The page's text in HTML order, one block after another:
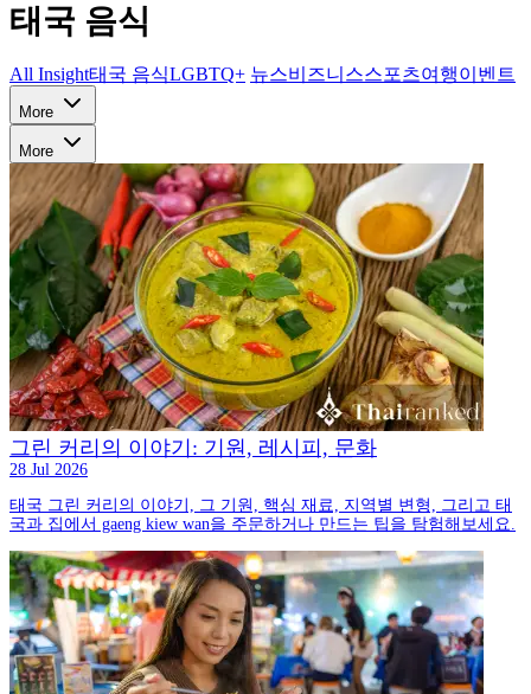
태국 음식
All Insight태국 음식LGBTQ+ 뉴스비즈니스스포츠여행이벤트
More
More
그린 커리의 이야기: 기원, 레시피, 문화
28 Jul 2026
태국 그린 커리의 이야기, 그 기원, 핵심 재료, 지역별 변형, 그리고 태
국과 집에서 gaeng kiew wan을 주문하거나 만드는 팁을 탐험해보세요.